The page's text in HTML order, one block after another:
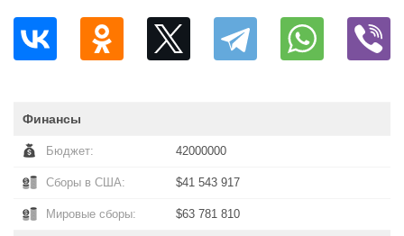
Финансы
Бюджет: 42000000
Сборы в США: $41 543 917
Мировые сборы: $63 781 810